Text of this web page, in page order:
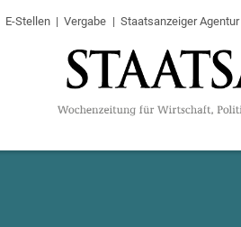
E-Stellen Vergabe Staatsanzeiger Agentur